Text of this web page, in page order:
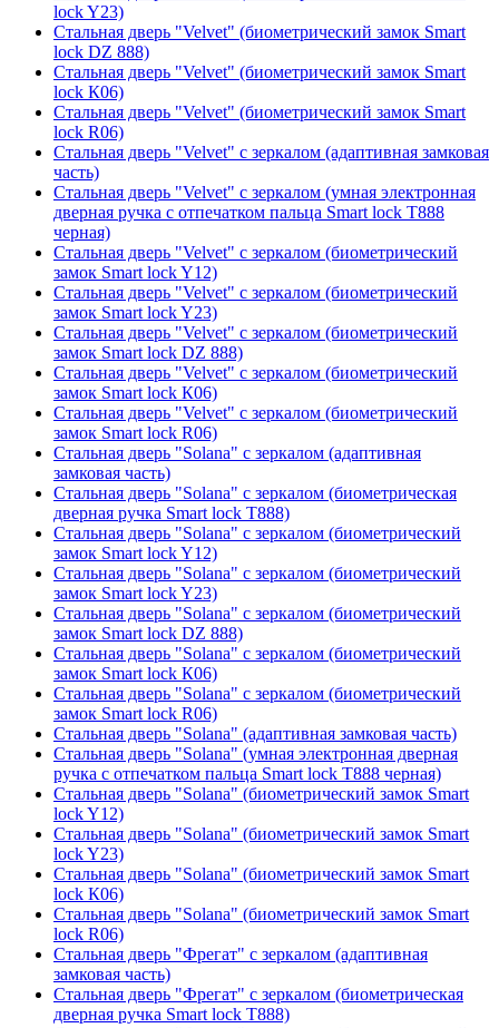
lock Y23)
Стальная дверь "Velvet" (биометрический замок Smart
lock DZ 888)
Стальная дверь "Velvet" (биометрический замок Smart
lock К06)
Стальная дверь "Velvet" (биометрический замок Smart
lock R06)
Стальная дверь "Velvet" с зеркалом (адаптивная замковая
часть)
Стальная дверь "Velvet" с зеркалом (умная электронная
дверная ручка с отпечатком пальца Smart lock T888
черная)
Стальная дверь "Velvet" с зеркалом (биометрический
замок Smart lock Y12)
Стальная дверь "Velvet" с зеркалом (биометрический
замок Smart lock Y23)
Стальная дверь "Velvet" с зеркалом (биометрический
замок Smart lock DZ 888)
Стальная дверь "Velvet" с зеркалом (биометрический
замок Smart lock К06)
Стальная дверь "Velvet" с зеркалом (биометрический
замок Smart lock R06)
Стальная дверь "Solana" с зеркалом (адаптивная
замковая часть)
Стальная дверь "Solana" с зеркалом (биометрическая
дверная ручка Smart lock T888)
Стальная дверь "Solana" с зеркалом (биометрический
замок Smart lock Y12)
Стальная дверь "Solana" с зеркалом (биометрический
замок Smart lock Y23)
Стальная дверь "Solana" с зеркалом (биометрический
замок Smart lock DZ 888)
Стальная дверь "Solana" с зеркалом (биометрический
замок Smart lock К06)
Стальная дверь "Solana" с зеркалом (биометрический
замок Smart lock R06)
Стальная дверь "Solana" (адаптивная замковая часть)
Стальная дверь "Solana" (умная электронная дверная
ручка с отпечатком пальца Smart lock T888 черная)
Стальная дверь "Solana" (биометрический замок Smart
lock Y12)
Стальная дверь "Solana" (биометрический замок Smart
lock Y23)
Стальная дверь "Solana" (биометрический замок Smart
lock К06)
Стальная дверь "Solana" (биометрический замок Smart
lock R06)
Стальная дверь "Фрегат" с зеркалом (адаптивная
замковая часть)
Стальная дверь "Фрегат" с зеркалом (биометрическая
дверная ручка Smart lock T888)